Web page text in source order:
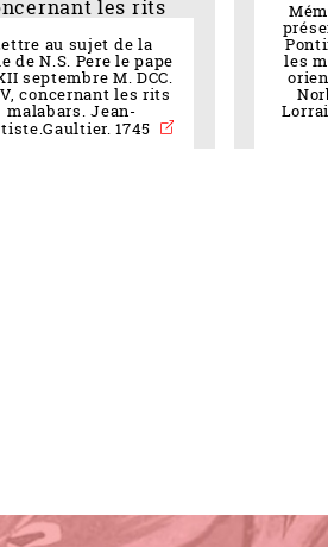
au sujet de la
de N.S. Pere le pape
septembre M. DCC.
concernant les rits
malabars. Jean-
1745
les